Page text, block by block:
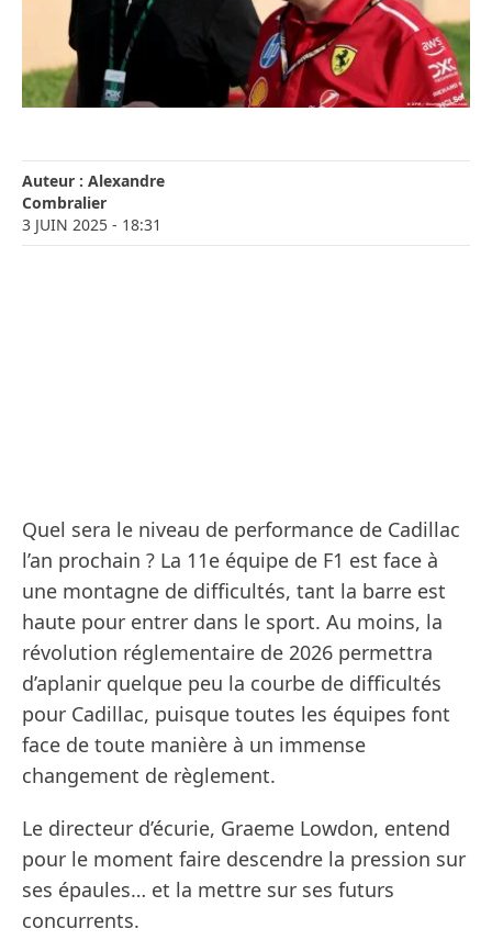
Auteur : Alexandre
Combralier
3 JUIN 2025 - 18:31
Quel sera le niveau de performance de Cadillac
l’an prochain ? La 11e équipe de F1 est face à
une montagne de difficultés, tant la barre est
haute pour entrer dans le sport. Au moins, la
révolution réglementaire de 2026 permettra
d’aplanir quelque peu la courbe de difficultés
pour Cadillac, puisque toutes les équipes font
face de toute manière à un immense
changement de règlement.
Le directeur d’écurie, Graeme Lowdon, entend
pour le moment faire descendre la pression sur
ses épaules… et la mettre sur ses futurs
concurrents.